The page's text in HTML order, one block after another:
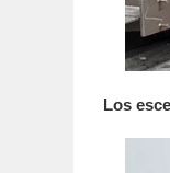
Los